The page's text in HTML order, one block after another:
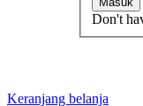
Don't
Keranjang belanja